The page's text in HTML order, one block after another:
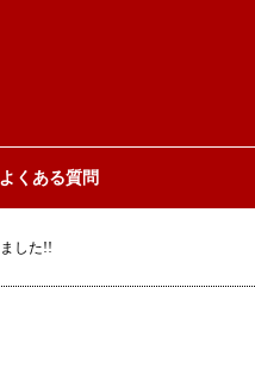
よくある質問
した!!